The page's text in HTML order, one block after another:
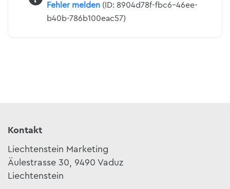
Fehler melden(ID: 8904d78f-fbc6-46ee-
b40b-786b100eac57)
Kontakt
Liechtenstein Marketing
Äulestrasse 30, 9490 Vaduz
Liechtenstein